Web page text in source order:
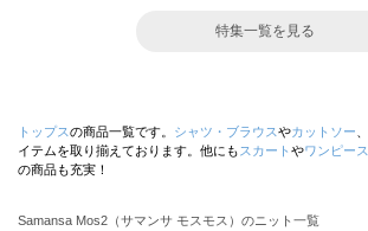
特集一覧を見る
トップスの商品一覧です。 シャツ・ブラウスやカットソー
イテムを取り揃えております。他にも スカート やワンピース
の商品も充実！
Samansa Mos2（サマンサ モスモス）のニット一覧